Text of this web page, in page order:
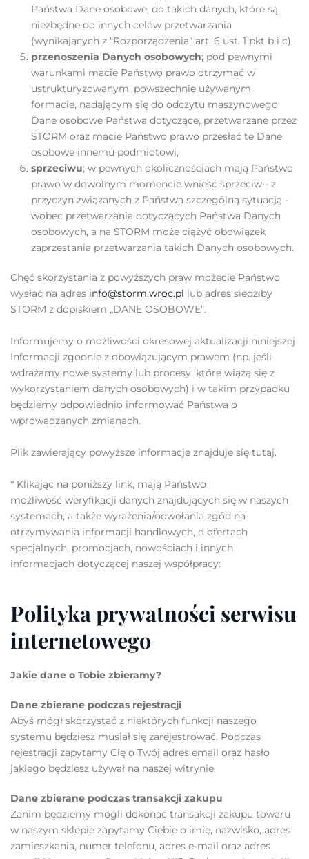
Państwa Dane osobowe, do takich danych, które są
niezbędne do innych celów przetwarzania
(wynikających z "Rozporządzenia" art. 6 ust. 1 pkt b i c),
przenoszenia Danych osobowych; pod pewnymi
warunkami macie Państwo prawo otrzymać w
ustrukturyzowanym, powszechnie używanym
formacie, nadającym się do odczytu maszynowego
Dane osobowe Państwa dotyczące, przetwarzane przez
STORM oraz macie Państwo prawo przesłać te Dane
osobowe innemu podmiotowi,
sprzeciwu; w pewnych okolicznościach mają Państwo
prawo w dowolnym momencie wnieść sprzeciw - z
przyczyn związanych z Państwa szczególną sytuacją -
wobec przetwarzania dotyczących Państwa Danych
osobowych, a na STORM może ciążyć obowiązek
zaprzestania przetwarzania takich Danych osobowych.
Chęć skorzystania z powyższych praw możecie Państwo
wysłać na adres info@storm.wroc.pl lub adres siedziby
STORM z dopiskiem „DANE OSOBOWE”.
Informujemy o możliwości okresowej aktualizacji niniejszej
Informacji zgodnie z obowiązującym prawem (np. jeśli
wdrażamy nowe systemy lub procesy, które wiążą się z
wykorzystaniem danych osobowych) i w takim przypadku
będziemy odpowiednio informować Państwa o
wprowadzanych zmianach.
Plik zawierający powyższe informacje znajduje się tutaj.
* Klikając na poniższy link, mają Państwo
możliwość weryfikacji danych znajdujących się w naszych
systemach, a także wyrażenia/odwołania zgód na
otrzymywania informacji handlowych, o ofertach
specjalnych, promocjach, nowościach i innych
informacjach dotyczącej naszej współpracy:
Polityka prywatności serwisu
internetowego
Jakie dane o Tobie zbieramy?
Dane zbierane podczas rejestracji
Abyś mógł skorzystać z niektórych funkcji naszego
systemu będziesz musiał się zarejestrować. Podczas
rejestracji zapytamy Cię o Twój adres email oraz hasło
jakiego będziesz używał na naszej witrynie.
Dane zbierane podczas transakcji zakupu
Zanim będziemy mogli dokonać transakcji zakupu towaru
w naszym sklepie zapytamy Ciebie o imię, nazwisko, adres
zamieszkania, numer telefonu, adres e-mail oraz adres